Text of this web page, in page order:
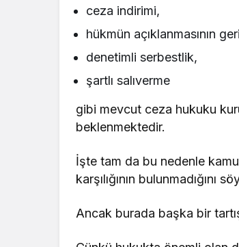
ceza indirimi,
hükmün açıklanmasının
denetimli serbestlik,
şartlı salıverme
gibi mevcut ceza hukuku
beklenmektedir.
İşte tam da bu nedenle
karşılığının bulunmadığını
Ancak burada başka bir